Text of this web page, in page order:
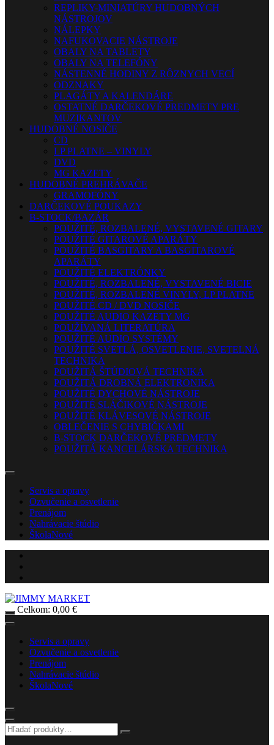
REPLIKY-MINIATÚRY HUDOBNÝCH
NÁSTROJOV
NÁLEPKY
NAFUKOVACIE NÁSTROJE
OBALY NA TABLETY
OBALY NA TELEFÓNY
NÁSTENNÉ HODINY Z RÔZNYCH VECÍ
ODZNAKY
PLAGÁTY A KALENDÁRE
OSTATNÉ DARČEKOVÉ PREDMETY PRE
MUZIKANTOV
HUDOBNÉ NOSIČE
CD
LP PLATNE – VINYLY
DVD
MG KAZETY
HUDOBNÉ PREHRÁVAČE
GRAMOFÓNY
DARČEKOVÉ POUKAZY
B-STOCK/BAZÁR
POUŽITÉ, ROZBALENÉ, VYSTAVENÉ GITARY
POUŽITÉ GITAROVÉ APARÁTY
POUŽITÉ BASGITARY A BASGITAROVÉ
APARÁTY
POUŽITÉ ELEKTRÓNKY
POUŽITÉ, ROZBALENÉ, VYSTAVENÉ BICIE
POUŽITÉ, ROZBALENÉ VINYLY, LP PLATNE
POUŽITÉ CD / DVD NOSIČE
POUŽITÉ AUDIO KAZETY MG
POUŽÍVANÁ LITERATÚRA
POUŽITÉ AUDIO SYSTÉMY
POUŽITÉ SVETLÁ, OSVETLENIE, SVETELNÁ
TECHNIKA
POUŽITÁ ŠTÚDIOVÁ TECHNIKA
POUŽITÁ DROBNÁ ELEKTRONIKA
POUŽITÉ DYCHOVÉ NÁSTROJE
POUŽITÉ SLÁČIKOVÉ NÁSTROJE
POUŽITÉ KLÁVESOVÉ NÁSTROJE
OBLEČENIE S CHYBIČKAMI
B-STOCK DARČEKOVÉ PREDMETY
POUŽITÁ KANCELÁRSKA TECHNIKA
Servis a opravy
Ozvučenie a osvetlenie
Prenájom
Nahrávacie štúdio
ŠkolaNové
Celkom: 0,00 €
Servis a opravy
Ozvučenie a osvetlenie
Prenájom
Nahrávacie štúdio
ŠkolaNové